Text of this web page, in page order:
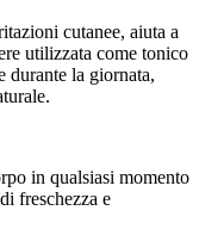
cutanee, aiuta a
utilizzata come tonico
durante la giornata,
in qualsiasi momento
freschezza e